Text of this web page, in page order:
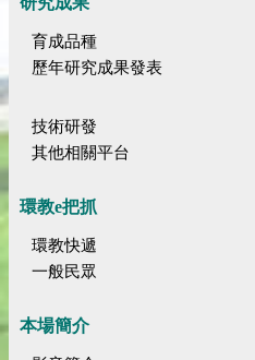
育成品種
歷年研究成果發表
技術研發
其他相關平台
環教e把抓
環教快遞
一般民眾
本場簡介